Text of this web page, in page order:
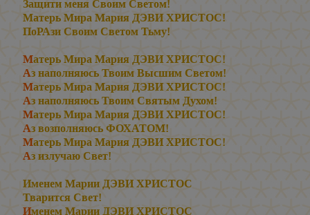
Защити меня Своим Светом!
Матерь МираМария ДЭВИ ХРИСТОС!
ПоРАзи Своим Светом Тьму!
Матерь МираМария ДЭВИ ХРИСТОС!
Аз наполняюсь Твоим Высшим Светом!
Матерь МираМария ДЭВИ ХРИСТОС!
Аз наполняюсь Твоим Святым Духом!
Матерь МираМария ДЭВИ ХРИСТОС!
Аз возполняюсь ФОХАТОМ!
Матерь МираМария ДЭВИ ХРИСТОС!
Аз излучаю Свет!
ИменемМарии ДЭВИ ХРИСТОС
Тварится Свет!
ИменемМарии ДЭВИ ХРИСТОС